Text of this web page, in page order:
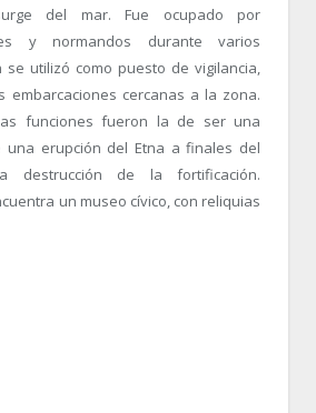
del mar. Fue ocupado por
y normandos durante varios
se utilizó como puesto de vigilancia,
embarcaciones cercanas a la zona.
funciones fueron la de ser una
una erupción del Etna a finales del
destrucción de la fortificación.
un museo cívico, con reliquias